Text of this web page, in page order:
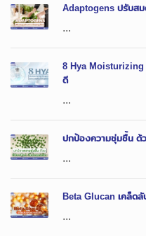
Adaptogens ปรับส
...
8 Hya
ดี
...
ปกป้องความชุ่มชื้น ด้
...
Beta Glucan เคล็ด
...